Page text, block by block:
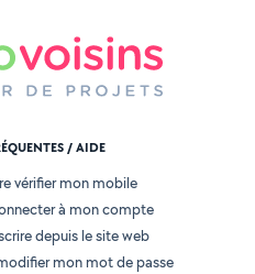
/ AIDE
vérifier mon mobile
à mon compte
depuis le site web
mon mot de passe